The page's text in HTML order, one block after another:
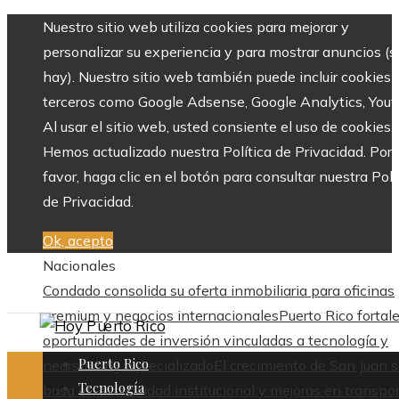
Nuestro sitio web utiliza cookies para mejorar y
personalizar su experiencia y para mostrar anuncios
hay). Nuestro sitio web también puede incluir cookies
terceros como Google Adsense, Google Analytics,
Al usar el sitio web, usted consiente el uso de cookies.
Hemos actualizado nuestra Política de Privacidad. Por
favor, haga clic en el botón para consultar nuestra
de Privacidad.
Ok, acepto
Nacionales
Condado consolida su oferta inmobiliaria para oficinas
premium y negocios internacionalesPuerto Rico
oportunidades de inversión vinculadas a tecnología y
nearshoring especializado El crecimiento de San Juan
basa en estabilidad institucional y mejoras en
Puerto Rico
Tecnología